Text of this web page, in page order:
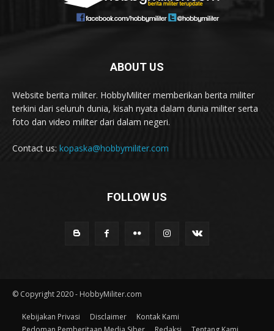
ABOUT US
Website berita militer. HobbyMiliter memberikan berita militer
terkini dari seluruh dunia, kisah nyata dalam dunia militer serta
foto dan video militer dari dalam negeri.
Contact us: kopaska@hobbymiliter.com
FOLLOW US
© Copyright 2020 - HobbyMiliter.com
Kebijakan Privasi Disclaimer
Kontak Kami